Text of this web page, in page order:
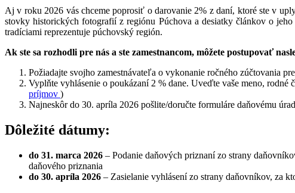
Aj v roku 2026 vás chceme poprosiť o darovanie 2% z daní, ktoré ste v
stovky historických fotografií z regiónu Púchova a desiatky článkov o
tradíciami reprezentuje púchovský región.
Ak ste sa rozhodli pre nás a ste zamestnancom, môžete postupovať
Požiadajte svojho zamestnávateľa o vykonanie ročného zúčtovania
Vyplňte vyhlásenie o poukázaní 2 % dane. Uveďte vaše meno,
príjmov )
Najneskôr do 30. apríla 2026 pošlite/doručte formuláre daňovému
Dôležité dátumy:
do 31. marca 2026 – Podanie daňových priznaní zo strany
daňového priznania
do 30. apríla 2026 – Zasielanie vyhlásení zo strany daňovníkov, za